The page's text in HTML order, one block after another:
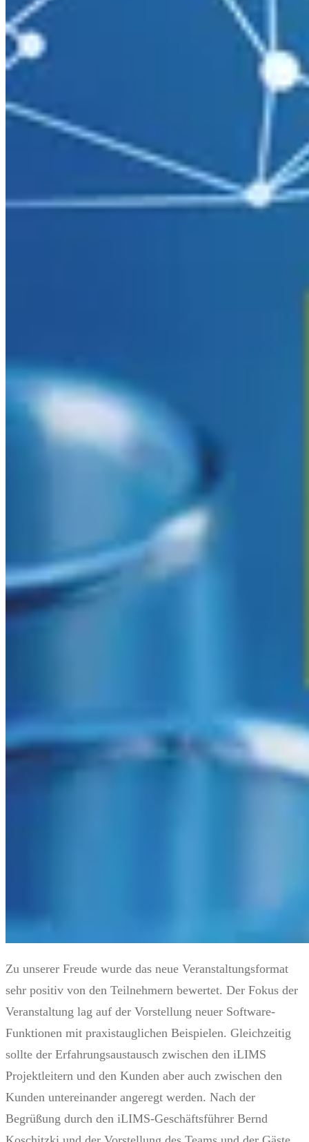
Zu unserer Freude wurde das neue Veranstaltungsformat
sehr positiv von den Teilnehmern bewertet. Der Fokus der
Veranstaltung lag auf der Vorstellung neuer Software-
Funktionen mit praxistauglichen Beispielen. Gleichzeitig
sollte der Erfahrungsaustausch zwischen den iLIMS
Projektleitern und den Kunden aber auch zwischen den
Kunden untereinander angeregt werden. Nach der
Begrüßung durch den iLIMS-Geschäftsführer Bernd